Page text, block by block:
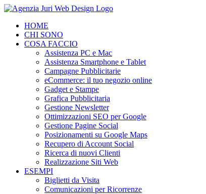
Salta
contenutoHOME
CHI SONO
COSA FACCIO
Assistenza PC e Mac
Assistenza Smartphone e Tablet
Campagne Pubblicitarie
eCommerce: il tuo negozio online
Gadget e Stampe
Grafica Pubblicitaria
Gestione Newsletter
Ottimizzazioni SEO per Google
Gestione Pagine Social
Posizionamenti su Google Maps
Recupero di Account Social
Ricerca di nuovi Clienti
Realizzazione Siti Web
ESEMPI
Biglietti da Visita
Comunicazioni per Ricorrenze